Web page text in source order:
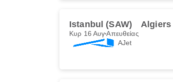
Istanbul (SAW) Algiers
Κυρ 16 ΑυγΑπευθείας
AJet